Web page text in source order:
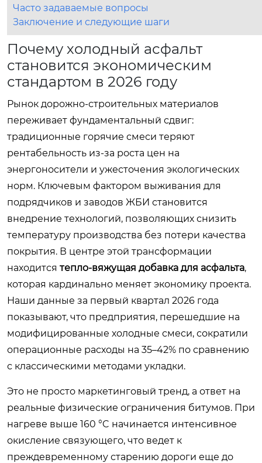
Часто задаваемые вопросы
Заключение и следующие шаги
Почему холодный асфальт
становится экономическим
стандартом в 2026 году
Рынок дорожно-строительных материалов
переживает фундаментальный сдвиг:
традиционные горячие смеси теряют
рентабельность из-за роста цен на
энергоносители и ужесточения экологических
норм. Ключевым фактором выживания для
подрядчиков и заводов ЖБИ становится
внедрение технологий, позволяющих снизить
температуру производства без потери качества
покрытия. В центре этой трансформации
находится тепло-вяжущая добавка для асфальта,
которая кардинально меняет экономику проекта.
Наши данные за первый квартал 2026 года
показывают, что предприятия, перешедшие на
модифицированные холодные смеси, сократили
операционные расходы на 35–42% по сравнению
с классическими методами укладки.
Это не просто маркетинговый тренд, а ответ на
реальные физические ограничения битумов. При
нагреве выше 160 °C начинается интенсивное
окисление связующего, что ведет к
преждевременному старению дороги еще до